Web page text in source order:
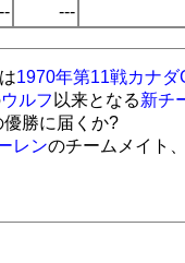
---
は1970年第11戦カナダ
ウルフ 以来となる新チ
優勝に届くか?
レンのチームメイト、